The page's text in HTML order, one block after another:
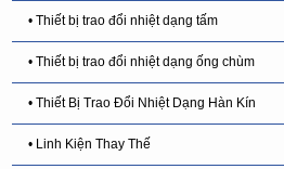
• Thiết bị trao đổi nhiệt dạng tấm
• Thiết bị trao đổi nhiệt dạng ống chùm
• Thiết Bị Trao Đổi Nhiệt Dạng Hàn Kín
• Linh Kiện Thay Thế